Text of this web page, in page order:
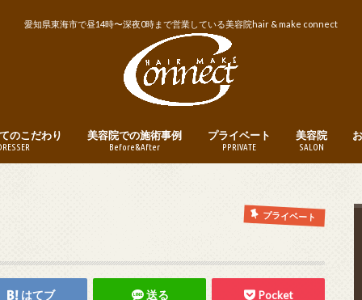
愛知県東海市で昼14時〜深夜0時まで営業している美容院hair & make connect
のこだわり 美容院での施術事例
Before&After
プライベート
PPRIVATE
美容院
SALON
プライベート
はてブ 送る Pocket